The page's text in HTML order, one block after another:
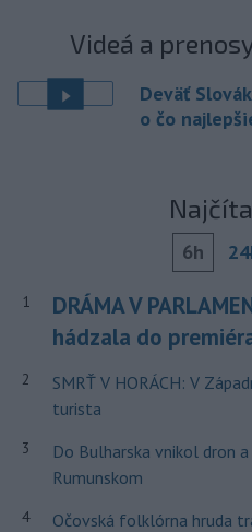
Videá a
Deväť
o čo
6h
1
DRÁMA V
hádzala do
2
SMRŤ V HORÁCH: V
turista
3
Do Bulharska vnikol dron
Rumunskom
4
Očovská folklórna hruda